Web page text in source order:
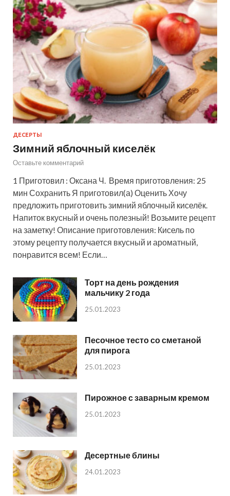
ДЕСЕРТЫ
Зимний яблочный киселёк
Оставьте комментарий
1 Приготовил : Оксана Ч. Время приготовления: 25
мин Сохранить Я приготовил(а) Оценить Хочу
предложить приготовить зимний яблочный киселёк.
Напиток вкусный и очень полезный! Возьмите рецепт
на заметку! Описание приготовления: Кисель по
этому рецепту получается вкусный и ароматный,
понравится всем! Если…
Торт на день рождения
мальчику 2 года
25.01.2023
Песочное тесто со сметаной
для пирога
25.01.2023
Пирожное с заварным кремом
25.01.2023
Десертные блины
24.01.2023